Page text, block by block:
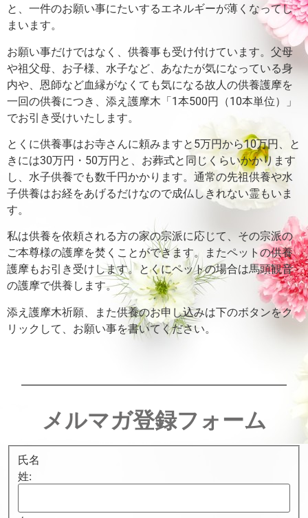
と、一件のお願い事にたいするエネルギーが薄くなってし
まいます。
お願い事だけではなく、供養事も受け付けています。父母
や祖父母、お子様、水子など、あなたが気になっている身
内や、恩師など血縁がなくても気になる故人の供養護摩を
一回の供養につき、添え護摩木「1本500円（10本単位）」
でお引き受けいたします。
とくに供養事はお寺さんに頼みますと5万円から10万円、と
きには30万円・50万円と、お葬式と同じくらいかかります
し、水子供養でも数千円かかります。通常の先祖供養や水
子供養はお経をあげるだけなので成仏しきれない霊もいま
す。
私は供養を依頼される方の家の宗派に応じて、その宗派の
ご本尊様の護摩を焚くことができます。またペットの供養
護摩もお引き受けします。とくにペットの場合は馬頭観音
の護摩で供養します。
添え護摩木祈願、また供養のお申し込みは下のボタンをク
リックして、お願い事を書いてください。
メルマガ登録フォーム
氏名
姓: